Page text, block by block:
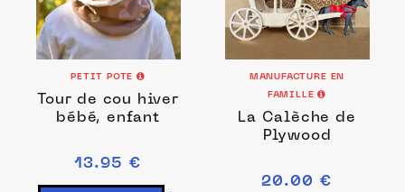
PETIT POTE
Tour de cou hiver
bébé, enfant
13.95 €
MANUFACTURE EN
FAMILLE
La Calèche de
Plywood
20.00 €